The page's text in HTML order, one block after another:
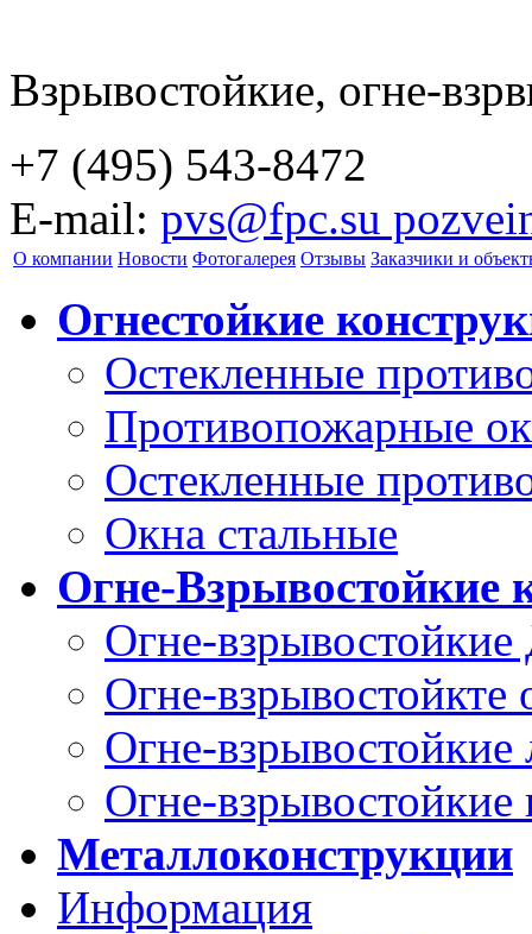
Взрывостойкие, огне-
+7 (495) 543-8472
E-mail: pvs@fpc.su
О компании Новости Фотогалерея Отзывы Заказчики и
Огнестойкие
Остекленные
Противопожарные
Остекленные
Окна стальные
Огне-Взрывостойкие
Огне-
Огне-
Огне-
Огне-
Металлоконструкции
Информация